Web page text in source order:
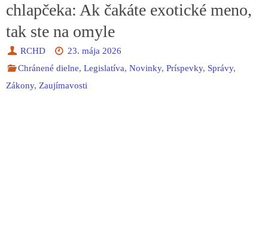
chlapčeka: Ak čakáte exotické meno,
tak ste na omyle
RCHD
23. mája 2026
Chránené dielne,Legislatíva,Novinky,Príspevky, Správy,
Zákony, Zaujímavosti